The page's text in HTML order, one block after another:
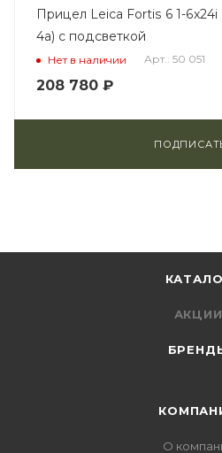
Прицел Leica Fortis 6 1-
4a) с подсветкой
Нет в наличии Арт.: 50 051
208 780 ₽
АКЦИИ
О